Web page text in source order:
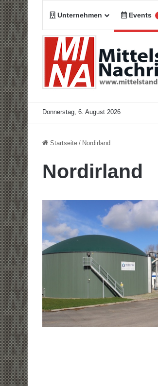
Unternehmen Events
Donnerstag, 6. August 2026
Startseite / Nordirland
Nordirland